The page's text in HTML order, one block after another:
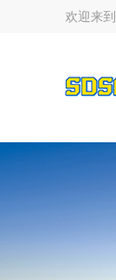
欢迎来到